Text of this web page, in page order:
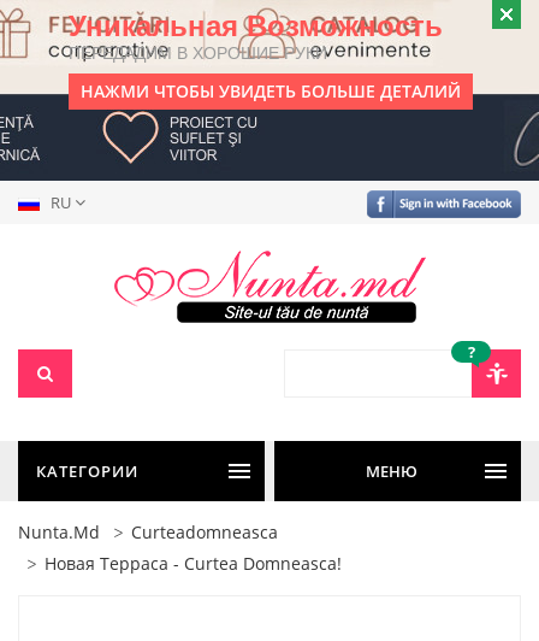
Уникальная Возможность
ПЕРЕДАДИМ В ХОРОШИЕ РУКИ
НАЖМИ ЧТОБЫ УВИДЕТЬ БОЛЬШЕ ДЕТАЛИЙ
RU
?
КАТЕГОРИИ МЕНЮ
Nunta.md
Curteadomneasca
Новая Терраса - Curtea Domneasca!